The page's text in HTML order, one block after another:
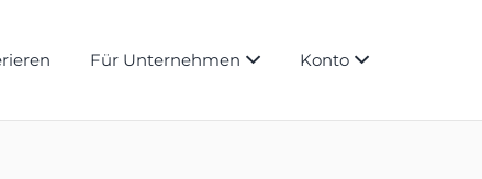
Für Unternehmen Konto